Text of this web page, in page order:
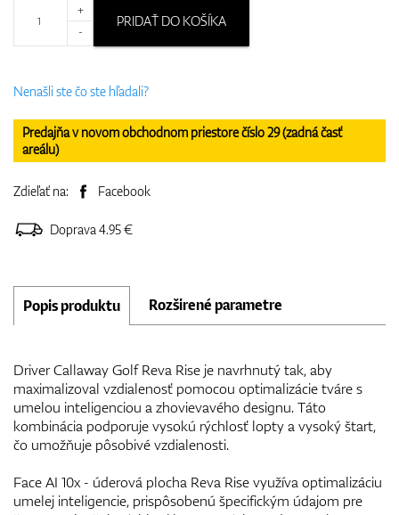
+
-
PRIDAŤ DO KOŠÍKA
Nenašli ste čo ste hľadali?
Predajňa v novom obchodnom priestore číslo 29 (zadná časť
areálu)
Zdieľať na: Facebook
Doprava 4.95 €
Popis produktu Rozširené parametre
Driver Callaway Golf Reva Rise je navrhnutý tak, aby
maximalizoval vzdialenosť pomocou optimalizácie tváre s
umelou inteligenciou a zhovievavého designu. Táto
kombinácia podporuje vysokú rýchlosť lopty a vysoký štart,
čo umožňuje pôsobivé vzdialenosti.
Face AI 10x - úderová plocha Reva Rise využíva optimalizáciu
umelej inteligencie, prispôsobenú špecifickým údajom pre